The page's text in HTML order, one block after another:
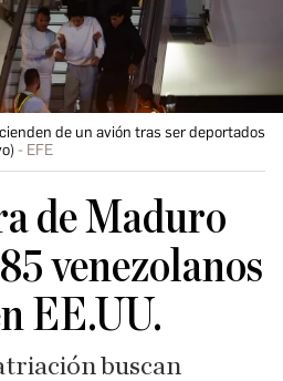
de un avión tras ser deportados
EFE
de Maduro
venezolanos
EE.UU.
buscan